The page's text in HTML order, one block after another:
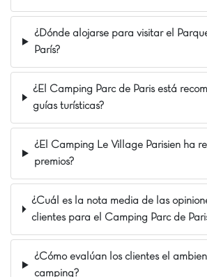
el Parque Astérix, es el cuartel
para aventureros en busca de
y noches 100 % divertidas.
Nuestros Extras
A las puertas de París
A 45 min del Parque Asterix
¿Dónde alojarse para visitar el
París?
¿El Camping Parc de Paris está
guías turísticas?
¿El Camping Le Village Parisien ha
premios?
¿Cuál es la nota media de las
clientes para el Camping Parc de
¿Cómo evalúan los clientes el
camping?